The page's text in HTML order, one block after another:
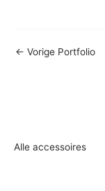
Alle accessoires
← Vorige Portfolio